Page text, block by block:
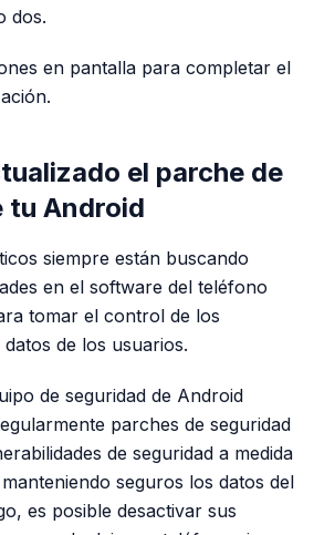
dos.
en pantalla para completar el
el parche de
tu Android
siempre están buscando
en el software del teléfono
tomar el control de los
de los usuarios.
de seguridad de Android
parches de seguridad
de seguridad a medida
seguros los datos del
es posible desactivar sus